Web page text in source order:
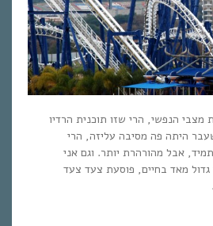
הנפשי, הרי שזו תוכנית הרדיו
היתה פה מסיבה עליזה, הרי
אבל מהורהרת יותר. וגם אני
גדול מאד בחיים, פוסעת צעד צעד